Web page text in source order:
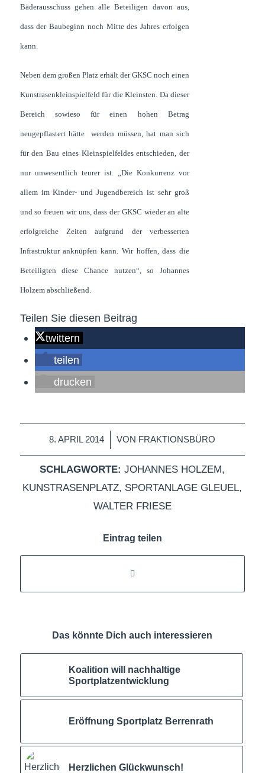
Bäderausschuss gehen alle Beteiligen davon aus,
dass der Baubeginn noch Mitte des Jahres erfolgen
kann.
Neben dem großen Platz erhält der GKSC noch einen
Kunstrasenkleinspielfeld für die Kleinsten. Da dieser
Bereich sowieso für einen hohen Betrag
neugepflastert hätte werden müssen, hat man sich
für den Bau eines Kleinspielfeldes entschieden, der
nur unwesentlich teurer ist. „Die Konkurrenz vor
allem im Kinder- und Jugendbereich ist sehr groß
und so freuen wir uns, dass der GKSC wieder an alte
erfolgreiche Zeiten aufgrund der verbesserten
Infrastruktur anknüpfen kann. Wir hoffen, dass die
Beteiligten diese Chance nutzen“, so Johannes
Holzem abschließend.
Teilen Sie diesen Beitrag
twittern
teilen
drucken
8. APRIL 2014
/ VON FRAKTIONSBÜRO
SCHLAGWORTE: JOHANNES HOLZEM,
KUNSTRASENPLATZ, SPORTANLAGE GLEUEL,
WALTER FRIESE
Eintrag teilen
Das könnte Dich auch interessieren
Koalition will nachhaltige
Sportplatzentwicklung
Eröffnung Sportplatz Berrenrath
Herzlichen Glückwunsch!